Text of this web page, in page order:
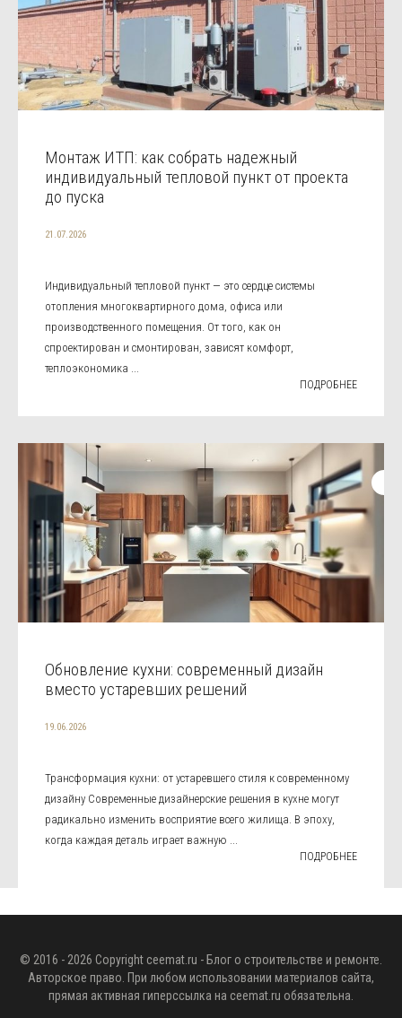
Монтаж ИТП: как собрать надежный
индивидуальный тепловой пункт от проекта
до пуска
21.07.2026
Индивидуальный тепловой пункт — это сердце системы
отопления многоквартирного дома, офиса или
производственного помещения. От того, как он
спроектирован и смонтирован, зависят комфорт,
теплоэкономика ...
ПОДРОБНЕЕ
Обновление кухни: современный дизайн
вместо устаревших решений
19.06.2026
Трансформация кухни: от устаревшего стиля к современному
дизайну Современные дизайнерские решения в кухне могут
радикально изменить восприятие всего жилища. В эпоху,
когда каждая деталь играет важную ...
ПОДРОБНЕЕ
© 2016 - 2026 Copyright ceemat.ru - Блог о строительстве и ремонте.
Авторское право. При любом использовании материалов сайта,
прямая активная гиперссылка на ceemat.ru обязательна.